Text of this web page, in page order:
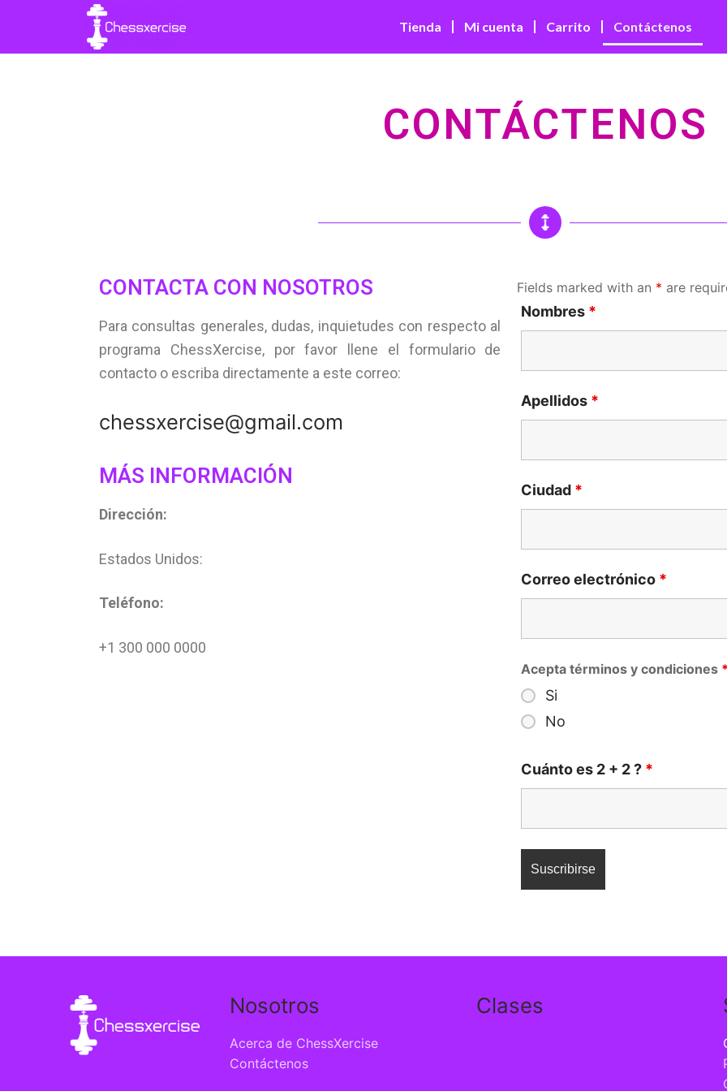
Tienda Mi cuenta Carrito Contáctenos
CONTÁCTENOS
CONTACTA CON NOSOTROS
Para consultas generales, dudas, inquietudes con respecto al
programa ChessXercise, por favor llene el formulario de
contacto o escriba directamente a este correo:
chessxercise@gmail.com
MÁS INFORMACIÓN
Dirección:
Estados Unidos:
Teléfono:
+1 300 000 0000
Fields marked with an * are
Nombres *
Apellidos *
Ciudad *
Correo electrónico *
Acepta términos y condiciones
Si
No
Cuánto es 2 + 2 ? *
Nosotros
Acerca de ChessXercise
Contáctenos
Clases